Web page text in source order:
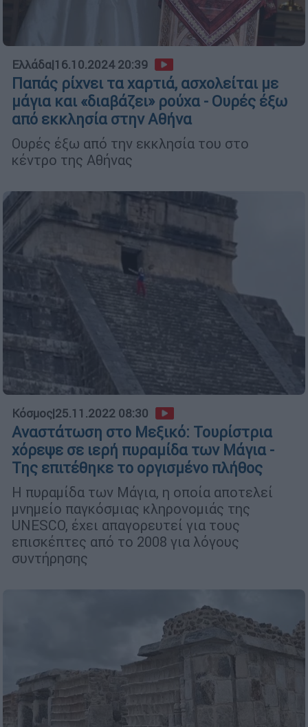
Ελλάδα|16.10.2024 20:39
Παπάς ρίχνει τα χαρτιά, ασχολείται με
μάγια και «διαβάζει» ρούχα - Ουρές έξω
από εκκλησία στην Αθήνα
Ουρές έξω από την εκκλησία του στο
κέντρο της Αθήνας
Κόσμος|25.11.2022 08:30
Αναστάτωση στο Μεξικό: Τουρίστρια
χόρεψε σε ιερή πυραμίδα των Μάγια -
Της επιτέθηκε το οργισμένο πλήθος
Η πυραμίδα των Μάγια, η οποία αποτελεί
μνημείο παγκόσμιας κληρονομιάς της
UNESCO, έχει απαγορευτεί για τους
επισκέπτες από το 2008 για λόγους
συντήρησης